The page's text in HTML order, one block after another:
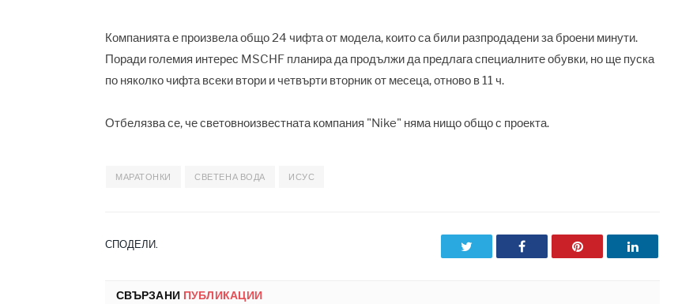
Компанията е произвела общо 24 чифта от модела, които са били разпродадени за броени минути.
Поради големия интерес MSCHF планира да продължи да предлага специалните обувки, но ще пуска
по няколко чифта всеки втори и четвърти вторник от месеца, отново в 11 ч.
Отбелязва се, че световноизвестната компания "Nike" няма нищо общо с проекта.
МАРАТОНКИ СВЕТЕНА ВОДА ИСУС
СПОДЕЛИ. Facebook Pinterest LinkedIn
СВЪРЗАНИ ПУБЛИКАЦИИ